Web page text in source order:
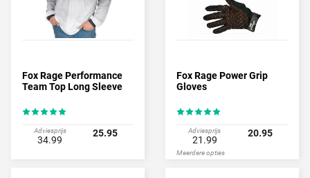
Fox Rage Performance
Team Top Long Sleeve
Adviesprijs
34.99
25.95
Fox Rage Power Grip
Gloves
Adviesprijs
21.99
20.95
Meerdere opties